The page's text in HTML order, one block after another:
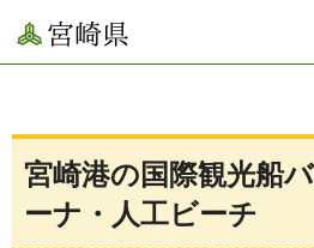
宮崎県
宮崎港の国際観光船
ーナ・人工ビーチ